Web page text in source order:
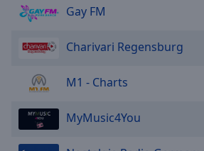
Gay FM
Charivari Regensburg
M1 - Charts
MyMusic4You